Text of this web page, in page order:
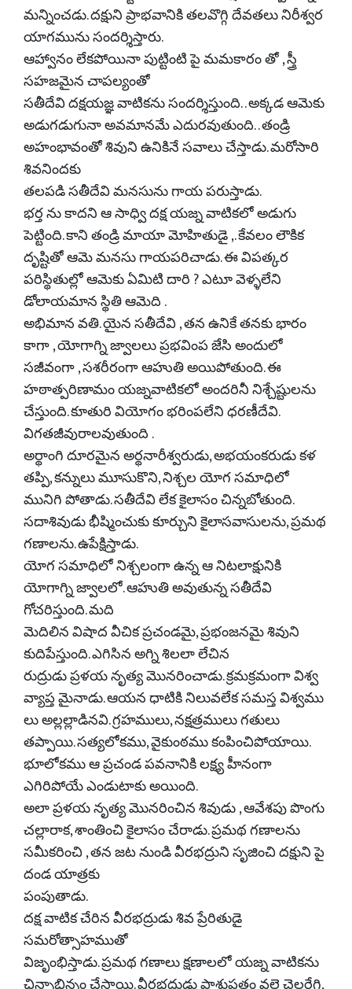
మన్నించడు. దక్షుని ప్రాభవానికి తలవొగ్గి దేవతలు నిరీశ్వర
యాగమును సందర్శిస్తారు.
ఆహ్వానం లేకపోయినా పుట్టింటి పై మమకారం తో , స్త్రీ
సహజమైన చాపల్యంతో
సతీదేవి దక్షయజ్ఞ వాటికను సందర్శిస్తుంది. . అక్కడ ఆమెకు
అడుగడుగునా అవమానమే ఎదురవుతుంది. . తండ్రి
అహంభావంతో శివుని ఉనికినే సవాలు చేస్తాడు. మరోసారి
శివనిందకు
తలపడి సతీదేవి మనసును గాయ పరుస్తాడు.
భర్త ను కాదని ఆ సాధ్వి దక్ష యజ్న వాటికలో అడుగు
పెట్టింది. కాని తండ్రి మాయా మోహితుడై ,. కేవలం లౌకిక
దృష్టితో ఆమె మనసు గాయపరిచాడు. ఈ విపత్కర
పరిస్థితుల్లో ఆమెకు ఏమిటి దారి ? ఎటూ వెళ్ళలేని
డోలాయమాన స్థితి ఆమెది .
అభిమాన వతి. యైన సతీదేవి , తన ఉనికే తనకు భారం
కాగా , యోగాగ్ని జ్వాలలు ప్రభవింప జేసి అందులో
సజీవంగా , సశరీరంగా ఆహుతి అయిపోతుంది. ఈ
హఠాత్పరిణామం యజ్నవాటికలో అందరినీ నిశ్చేష్టులను
చేస్తుంది. కూతురి వియోగం భరింపలేని ధరణీదేవి.
విగతజీవురాలవుతుంది .
అర్థాంగి దూరమైన అర్థనారీశ్వరుడు, అభయంకరుడు కళ
తప్పి, కన్నులు మూసుకొని, నిశ్చల యోగ సమాధిలో
మునిగి పోతాడు. సతీదేవి లేక కైలాసం చిన్నబోతుంది.
సదాశివుడు భీష్మించుకు కూర్చుని కైలాసవాసులను, ప్రమథ
గణాలను. ఉపేక్షిస్తాడు.
యోగ సమాధిలో నిశ్చలంగా ఉన్న ఆ నిటలాక్షునికి
యోగాగ్ని జ్వాలలో. ఆహుతి అవుతున్న సతీదేవి
గోచరిస్తుంది. మది
మెదిలిన విషాద వీచిక ప్రచండమై, ప్రభంజనమై శివుని
కుదిపేస్తుంది. ఎగిసిన అగ్ని శిలలా లేచిన
రుద్రుడు ప్రళయ నృత్య మొనరించాడు. క్రమక్రమంగా విశ్వ
వ్యాప్త మైనాడు. ఆయన ధాటికి నిలువలేక సమస్త విశ్వము
లు అల్లల్లాడినవి. గ్రహములు, నక్షత్రములు గతులు
తప్పాయి. సత్యలోకము, వైకుంఠము కంపించిపోయాయి.
భూలోకము ఆ ప్రచండ పవనానికి లక్ష్య హీనంగా
ఎగిరిపోయే ఎండుటాకు అయింది.
అలా ప్రళయ నృత్య మొనరించిన శివుడు , ఆవేశపు పొంగు
చల్లారాక, శాంతించి కైలాసం చేరాడు. ప్రమథ గణాలను
సమీకరించి , తన జట నుండి వీరభద్రుని సృజించి దక్షుని పై
దండ యాత్రకు
పంపుతాడు.
దక్ష వాటిక చేరిన వీరభద్రుడు శివ ప్రేరితుడై
సమరోత్సాహముతో
విజృంభిస్తాడు. ప్రమథ గణాలు క్షణాలలో యజ్న వాటికను